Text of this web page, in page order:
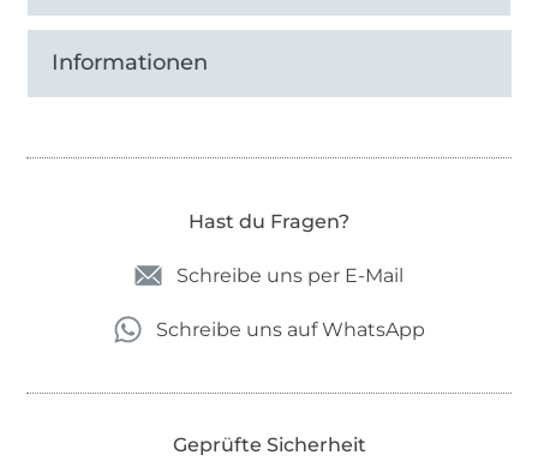
Informationen
Hast du Fragen?
Schreibe uns per E-Mail
Schreibe uns auf WhatsApp
Geprüfte Sicherheit